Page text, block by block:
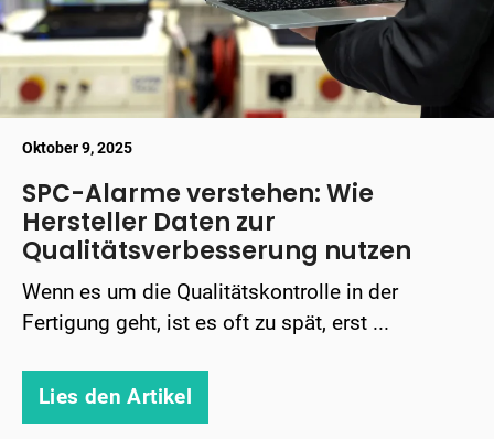
Oktober 9, 2025
SPC-Alarme verstehen: Wie
Hersteller Daten zur
Qualitätsverbesserung nutzen
Wenn es um die Qualitätskontrolle in der
Fertigung geht, ist es oft zu spät, erst ...
Lies den Artikel